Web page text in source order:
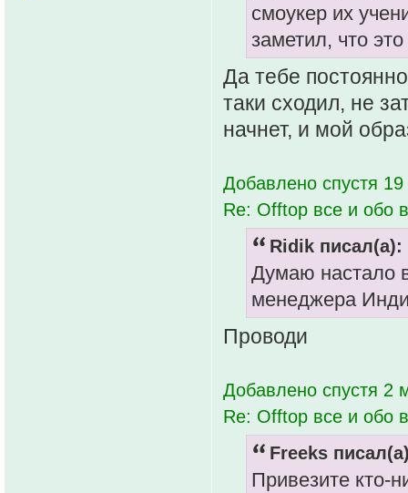
смоукер их
заметил, что
Да тебе
таки сходил, не
начнет, и мой
Добавлено спустя
Re: Offtop все и обо
Ridik писал(а):
Думаю настало
менеджера
Проводи
Добавлено спустя 2
Re: Offtop все и обо
Freeks
Привезите кто-